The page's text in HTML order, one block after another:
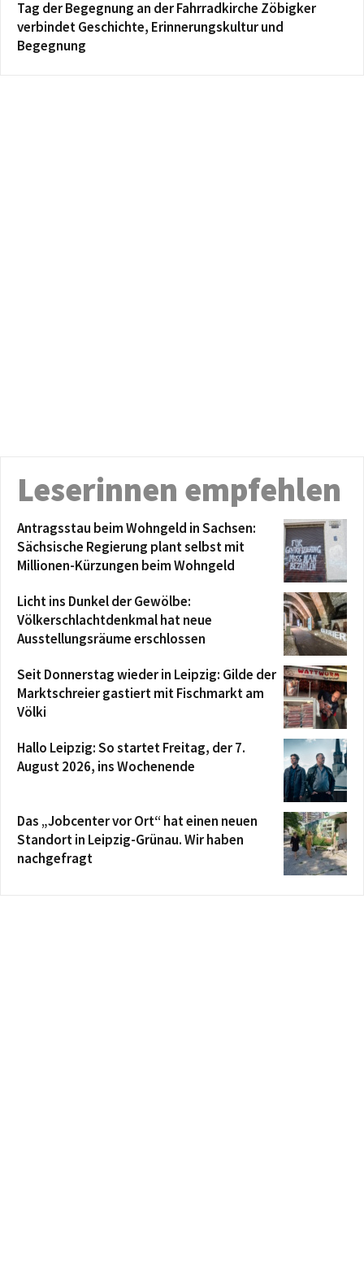
Tag der Begegnung an der Fahrradkirche Zöbigker
verbindet Geschichte, Erinnerungskultur und
Begegnung
Leserinnen empfehlen
Antragsstau beim Wohngeld in Sachsen:
Sächsische Regierung plant selbst mit
Millionen-Kürzungen beim Wohngeld
Licht ins Dunkel der Gewölbe:
Völkerschlachtdenkmal hat neue
Ausstellungsräume erschlossen
Seit Donnerstag wieder in Leipzig: Gilde der
Marktschreier gastiert mit Fischmarkt am
Völki
Hallo Leipzig: So startet Freitag, der 7.
August 2026, ins Wochenende
Das „Jobcenter vor Ort“ hat einen neuen
Standort in Leipzig-Grünau. Wir haben
nachgefragt